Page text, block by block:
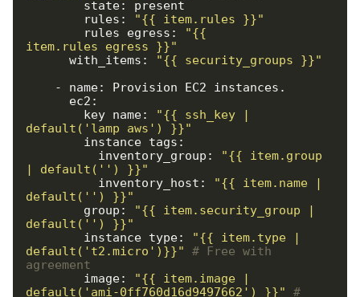
        rules:
"{{ item.rules }}"
        rules_egress:
"{{
item.rules_egress }}"
      with_items:
"{{ security_groups }}"
        key_name:
"{{ ssh_key |
default('lamp_aws') }}"
          inventory_group:
"{{ item.group
| default('') }}"
          inventory_host:
"{{ item.name |
default('') }}"
        group:
"{{ item.security_group |
default('') }}"
        instance_type:
"{{ item.type |
default('t2.micro')}}"
# Free with
agreement
        image:
"{{ item.image |
default('ami-0ff760d16d9497662') }}"
#